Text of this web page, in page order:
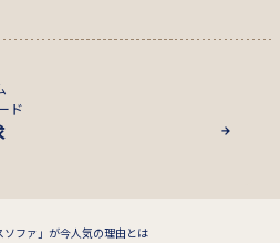
ド
ソファ」が今人気の理由とは